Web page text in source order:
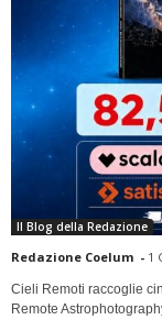
Il Blog della Redazione
Redazione Coelum - 1
Cieli Remoti raccoglie
Remote